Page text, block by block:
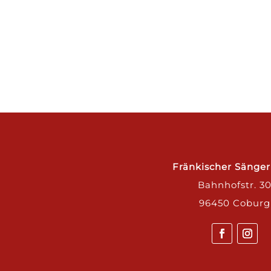
Fränkischer
Bahnhofstr. 30
96450 Coburg